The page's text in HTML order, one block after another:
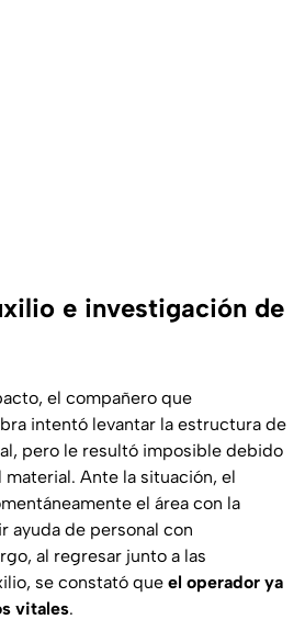
e investigación de
el compañero que
intentó levantar la estructura de
pero le resultó imposible debido
Ante la situación, el
el área con la
ayuda de personal con
al regresar junto a las
se constató que el operador ya
vitales.